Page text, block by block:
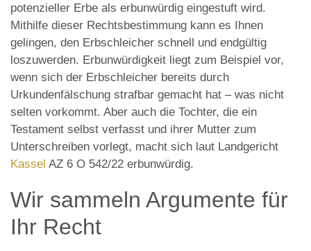
potenzieller Erbe als erbunwürdig eingestuft wird.
Mithilfe dieser Rechtsbestimmung kann es Ihnen
gelingen, den Erbschleicher schnell und endgültig
loszuwerden. Erbunwürdigkeit liegt zum Beispiel vor,
wenn sich der Erbschleicher bereits durch
Urkundenfälschung strafbar gemacht hat – was nicht
selten vorkommt. Aber auch die Tochter, die ein
Testament selbst verfasst und ihrer Mutter zum
Unterschreiben vorlegt, macht sich laut Landgericht
Kassel AZ 6 O 542/22 erbunwürdig.
Wir sammeln Argumente für
Ihr Recht